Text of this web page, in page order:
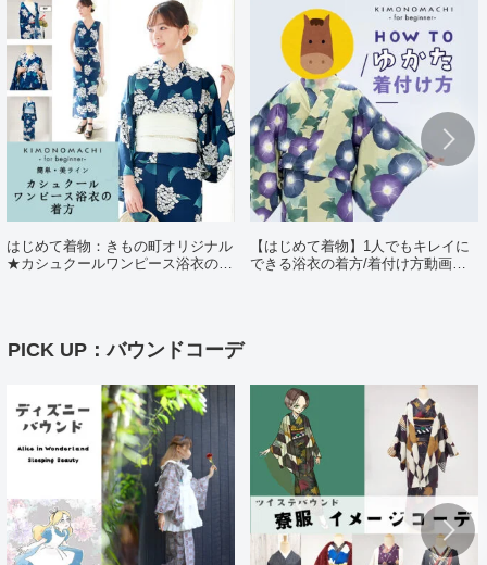
はじめて着物：きもの町オリジナル
★カシュクールワンピース浴衣の着
【はじめて着物】1人でもキレイに
できる浴衣の着方/着付け方動画ポ
PICK UP：バウンドコーデ